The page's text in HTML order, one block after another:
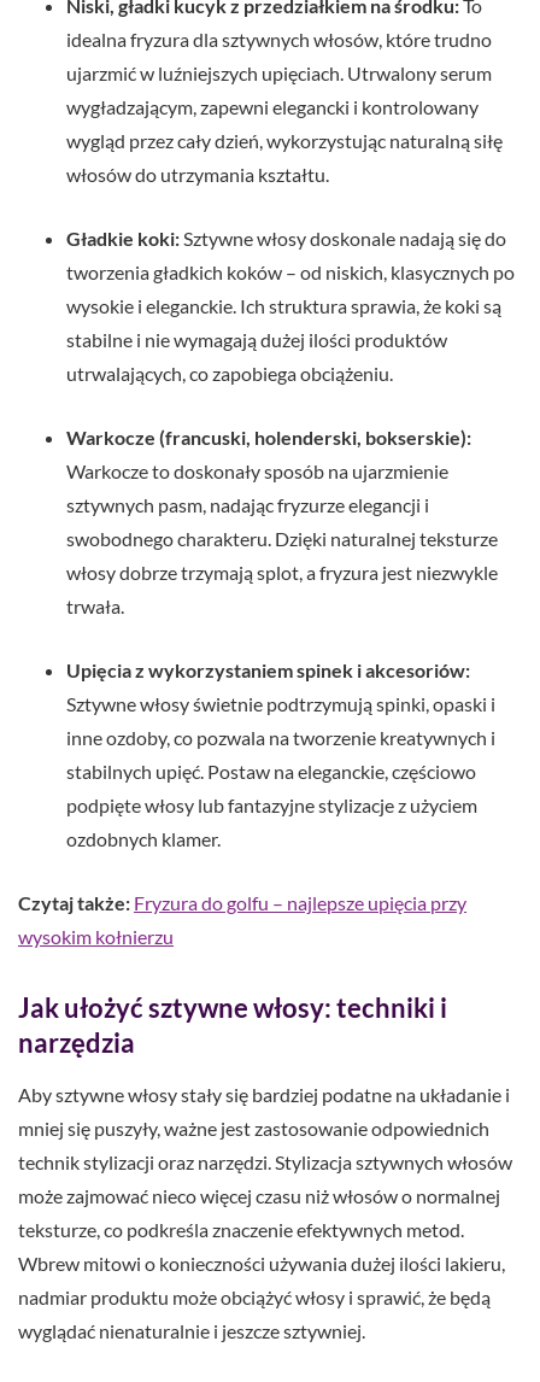
Niski, gładki kucyk z przedziałkiem na środku:To
idealna fryzura dla sztywnych włosów, które trudno
ujarzmić w luźniejszych upięciach. Utrwalony serum
wygładzającym, zapewni elegancki i kontrolowany
wygląd przez cały dzień, wykorzystując naturalną siłę
włosów do utrzymania kształtu.
Gładkie koki:Sztywne włosy doskonale nadają się do
tworzenia gładkich koków – od niskich, klasycznych po
wysokie i eleganckie. Ich struktura sprawia, że koki są
stabilne i nie wymagają dużej ilości produktów
utrwalających, co zapobiega obciążeniu.
Warkocze (francuski, holenderski, bokserskie):
Warkocze to doskonały sposób na ujarzmienie
sztywnych pasm, nadając fryzurze elegancji i
swobodnego charakteru. Dzięki naturalnej teksturze
włosy dobrze trzymają splot, a fryzura jest niezwykle
trwała.
Upięcia z wykorzystaniem spinek i akcesoriów:
Sztywne włosy świetnie podtrzymują spinki, opaski i
inne ozdoby, co pozwala na tworzenie kreatywnych i
stabilnych upięć. Postaw na eleganckie, częściowo
podpięte włosy lub fantazyjne stylizacje z użyciem
ozdobnych klamer.
Czytaj także: Fryzura do golfu – najlepsze upięcia przy
wysokim kołnierzu
Jak ułożyć sztywne włosy: techniki i
narzędzia
Aby sztywne włosy stały się bardziej podatne na układanie i
mniej się puszyły, ważne jest zastosowanie odpowiednich
technik stylizacji oraz narzędzi. Stylizacja sztywnych włosów
może zajmować nieco więcej czasu niż włosów o normalnej
teksturze, co podkreśla znaczenie efektywnych metod.
Wbrew mitowi o konieczności używania dużej ilości lakieru,
nadmiar produktu może obciążyć włosy i sprawić, że będą
wyglądać nienaturalnie i jeszcze sztywniej.